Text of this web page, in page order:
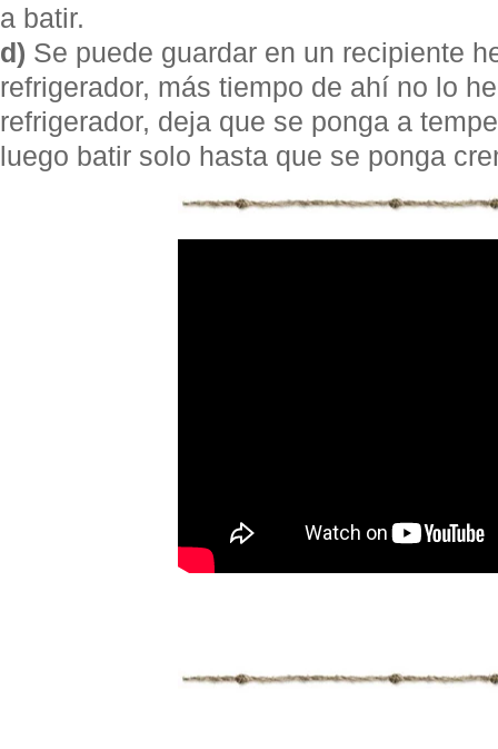
a batir.
d) Se puede guardar en un recipiente
refrigerador, más tiempo de ahí no lo
refrigerador, deja que se ponga a
luego batir solo hasta que se ponga